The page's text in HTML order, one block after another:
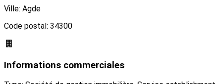
Ville: Agde
Code postal: 34300
Informations commerciales